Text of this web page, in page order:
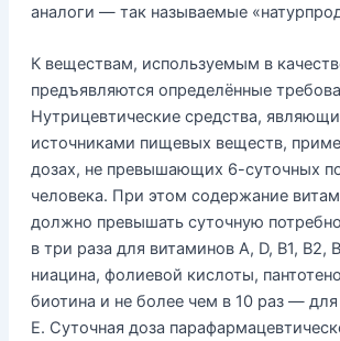
аналоги — так называемые
К веществам, используемым в
предъявляются определённые
Нутрицевтические средства,
источниками пищевых веществ,
дозах, не превышающих 6-суточных
человека. При этом содержание
должно превышать суточную
в три раза для витаминов А, D, В1, В2,
ниацина, фолиевой кислоты,
биотина и не более чем в 10 раз —
Е. Суточная доза